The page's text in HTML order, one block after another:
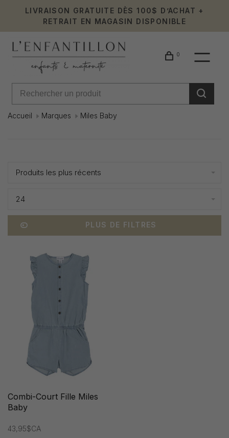
LIVRAISON GRATUITE DÈS 100$ D’ACHAT +
RETRAIT EN MAGASIN DISPONIBLE
0
Accueil Marques Miles Baby
Produits les plus récents
24
PLUS DE FILTRES
Combi-Court Fille Miles
Baby
43,95$CA